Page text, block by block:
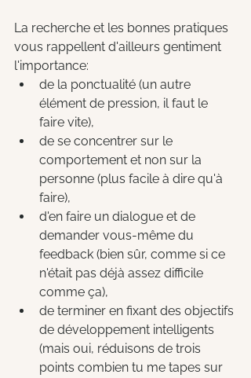
La recherche et les bonnes pratiques
vous rappellent d'ailleurs gentiment
l'importance:
de la ponctualité (un autre
élément de pression, il faut le
faire vite),
de se concentrer sur le
comportement et non sur la
personne (plus facile à dire qu'à
faire),
d'en faire un dialogue et de
demander vous-même du
feedback (bien sûr, comme si ce
n'était pas déjà assez difficile
comme ça),
de terminer en fixant des objectifs
de développement intelligents
(mais oui, réduisons de trois
points combien tu me tapes sur